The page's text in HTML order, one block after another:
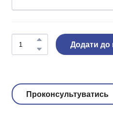
Додати до
Проконсультуватись